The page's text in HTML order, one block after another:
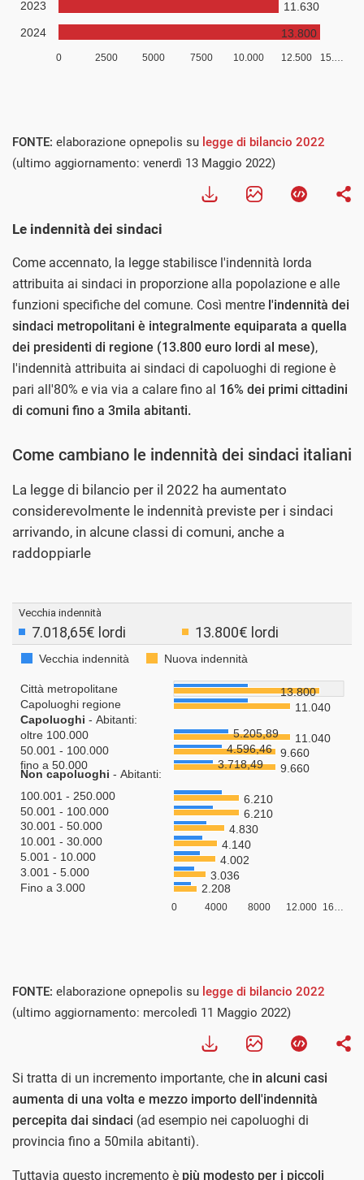
FONTE: elaborazione opnepolis su legge di bilancio 2022
(ultimo aggiornamento: venerdì 13 Maggio 2022)
Le indennità dei sindaci
Come accennato, la legge stabilisce l'indennità lorda
attribuita ai sindaci in proporzione alla popolazione e alle
funzioni specifiche del comune. Così mentre l'indennità dei
sindaci metropolitani è integralmente equiparata a quella
dei presidenti di regione (13.800 euro lordi al mese),
l'indennità attribuita ai sindaci di capoluoghi di regione è
pari all'80% e via via a calare fino al 16% dei primi cittadini
di comuni fino a 3mila abitanti.
Come cambiano le indennità dei sindaci italiani
La legge di bilancio per il 2022 ha aumentato
considerevolmente le indennità previste per i sindaci
arrivando, in alcune classi di comuni, anche a
raddoppiarle
FONTE: elaborazione opnepolis su legge di bilancio 2022
(ultimo aggiornamento: mercoledì 11 Maggio 2022)
Si tratta di un incremento importante, che in alcuni casi
aumenta di una volta e mezzo importo dell'indennità
percepita dai sindaci (ad esempio nei capoluoghi di
provincia fino a 50mila abitanti).
Tuttavia questo incremento è più modesto per i piccoli